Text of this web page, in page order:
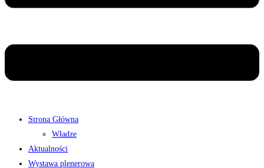
Strona Główna
Władze
Aktualności
Wystawa plenerowa